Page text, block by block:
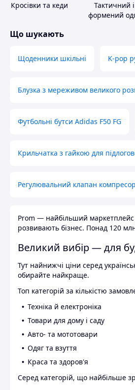
Кросівки та кеди
Тактичний і
формений
Що шукають
Щоденники шкільні K-pop
Блузка з мереживом великого
Футбольні бутси Adidas F50 FG
Крильчатка з гайкою для
Регулювальний клапан
Prom — найбільший маркетплейс
розвивають бізнес. Понад 120
Великий вибір — для
Тут найнижчі ціни серед
обирайте найкраще.
Топ категорій за кількістю
Техніка й електроніка
Товари для дому і саду
Авто- та мототовари
Одяг та взуття
Краса та здоров'я
Серед категорій, що найбільше